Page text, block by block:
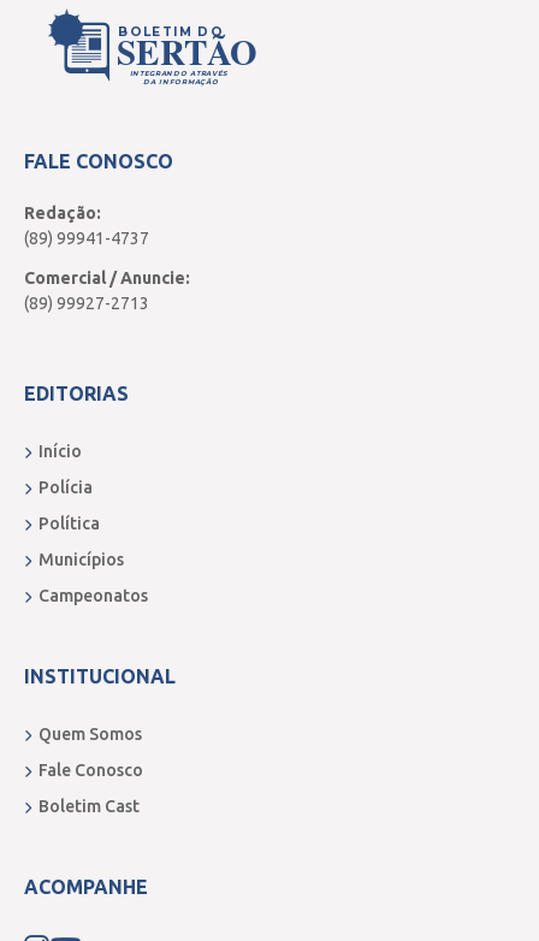
BOLETIM DO
SERTÃO
INTEGRANDO ATRAVÉS
DA INFORMAÇÃO
FALE CONOSCO
Redação:
(89) 99941-4737
Comercial / Anuncie:
(89) 99927-2713
EDITORIAS
Início
Polícia
Política
Municípios
Campeonatos
INSTITUCIONAL
Quem Somos
Fale Conosco
Boletim Cast
ACOMPANHE